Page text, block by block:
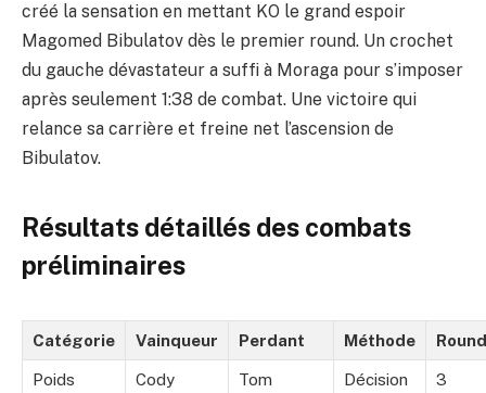
créé la sensation en mettant KO le grand espoir
Magomed Bibulatov dès le premier round. Un crochet
du gauche dévastateur a suffi à Moraga pour s’imposer
après seulement 1:38 de combat. Une victoire qui
relance sa carrière et freine net l’ascension de
Bibulatov.
Résultats détaillés des combats
préliminaires
Catégorie Vainqueur Perdant Méthode Round
Poids
Cody
Tom
Décision
3